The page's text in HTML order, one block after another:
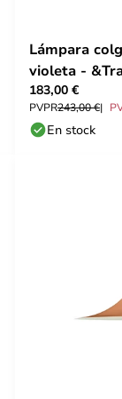
Lámpara
violeta -
183,00 €
PVPR243,00 €
En stock